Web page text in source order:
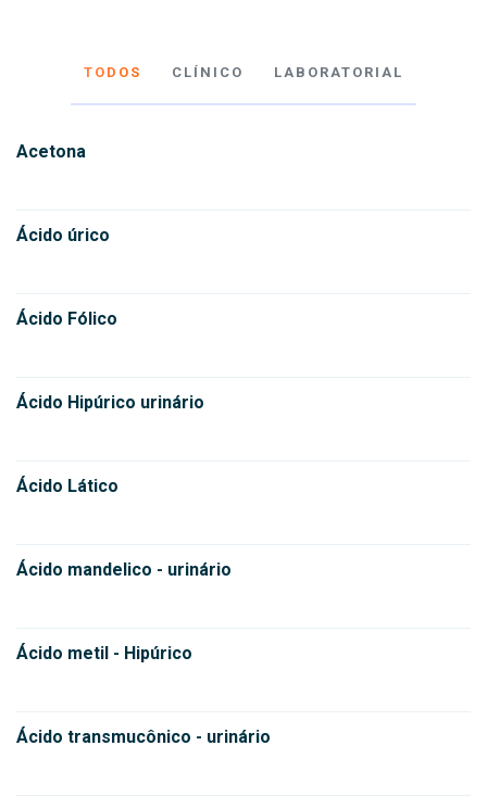
TODOS CLÍNICO LABORATORIAL
Acetona
Ácido úrico
Ácido Fólico
Ácido Hipúrico urinário
Ácido Lático
Ácido mandelico - urinário
Ácido metil - Hipúrico
Ácido transmucônico - urinário